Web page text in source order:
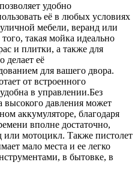
удобно
её в любых условиях
мебели, веранд или
такая мойка идеально
и плитки, а также для
делает её
для вашего двора.
от встроенного
в управлении.Без
высокого давления может
аккумуляторе, благодаря
вполне достаточно,
мотоцикл. Также пистолет
мало места и ее легко
в бытовке, в